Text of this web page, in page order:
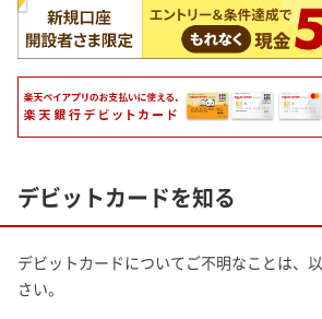
デビットカードを知る
デビットカードについてご不明なことは、
さい。